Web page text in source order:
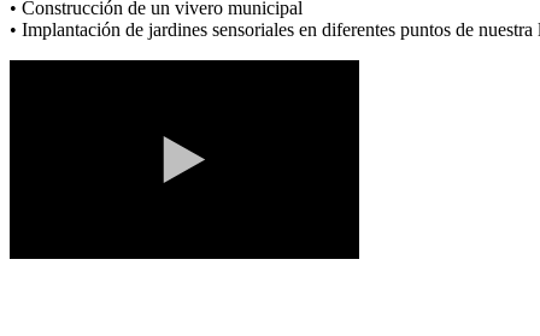
• Construcción de un vivero municipal
• Implantación de jardines sensoriales en diferentes puntos de nuestra